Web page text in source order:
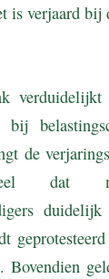
is verjaard bij
verduidelijkt
bij
de
dat
Bovendien